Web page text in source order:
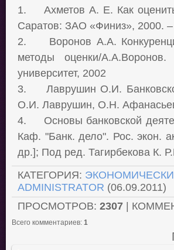
1.
Ахметов А. Е. Как
Саратов: ЗАО «Финиз», 2000. –
2.
Воронов А.А.
методы оценки/
университет, 2002
3.
Лаврушин О.И.
О.И. Лаврушин, О.Н.
4.
Основы банковской
Каф. "Банк. дело". Рос. экон.
др.]; Под ред. Тагирбекова К.
КАТЕГОРИЯ:
ADMINISTRATOR (06.09.2011)
ПРОСМОТРОВ: 2307 |
Всего комментариев: 1